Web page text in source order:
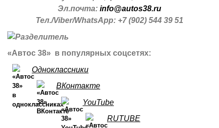
Эл.почта: info@autos38.ru
Тел./Viber/WhatsApp: +7 (902) 544 39 51
«Автос 38» в популярных соцсетях:
Одноклассники
ВКонтакте
YouTube
RUTUBE